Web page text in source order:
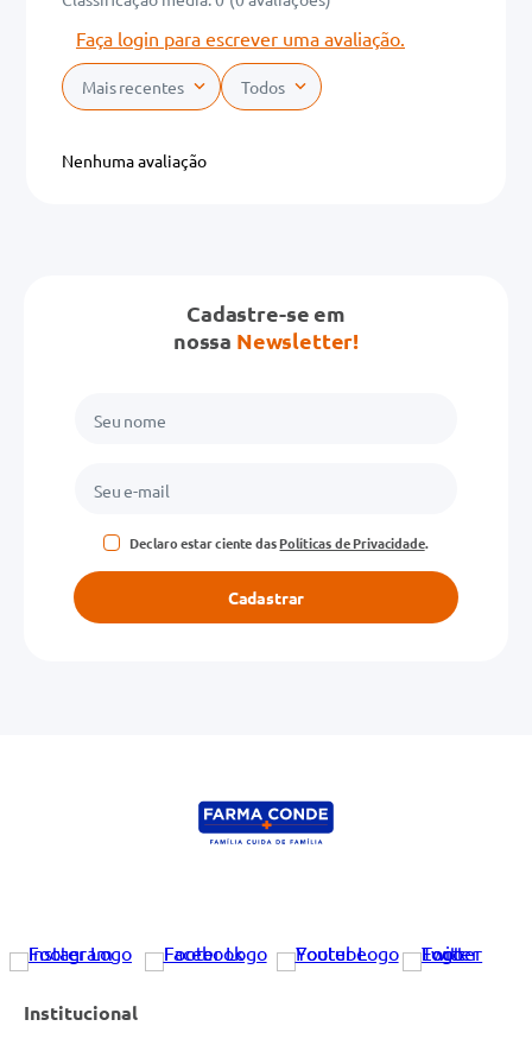
Faça login para escrever uma avaliação.
Mais recentes Todos
Nenhuma avaliação
Cadastre-se em
nossa Newsletter!
Declaro estar ciente dasPolíticas de Privacidade.
Cadastrar
Institucional